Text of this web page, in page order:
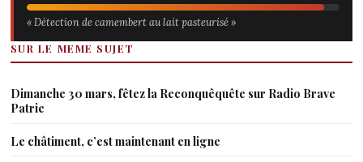
« Détection de camembert au lait pasteurisé »
SUR LE MEME SUJET
Dimanche 30 mars, fêtez la Reconquêquête sur Radio Brave
Patrie
Le châtiment, c’est maintenant en ligne